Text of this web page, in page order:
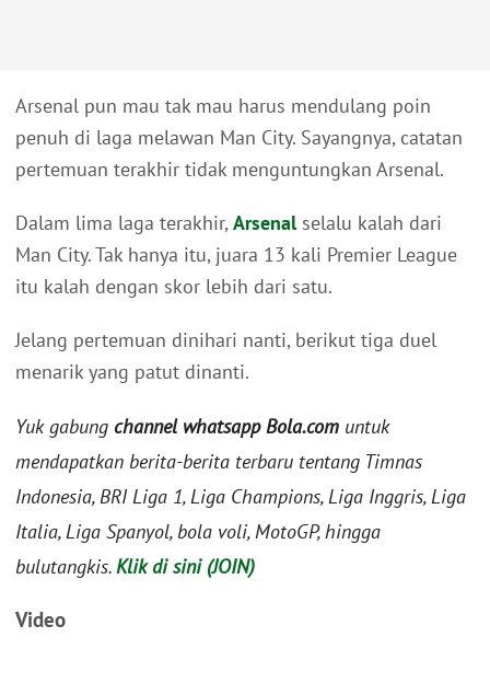
Arsenal pun mau tak mau harus mendulang poin
penuh di laga melawan Man City. Sayangnya, catatan
pertemuan terakhir tidak menguntungkan Arsenal.
Dalam lima laga terakhir, Arsenalselalu kalah dari
Man City. Tak hanya itu, juara 13 kali Premier League
itu kalah dengan skor lebih dari satu.
Jelang pertemuan dinihari nanti, berikut tiga duel
menarik yang patut dinanti.
Yuk gabung channel whatsapp Bola.com untuk
mendapatkan berita-berita terbaru tentang Timnas
Indonesia, BRI Liga 1, Liga Champions, Liga Inggris, Liga
Italia, Liga Spanyol, bola voli, MotoGP, hingga
bulutangkis.Klik di sini (JOIN)
Video